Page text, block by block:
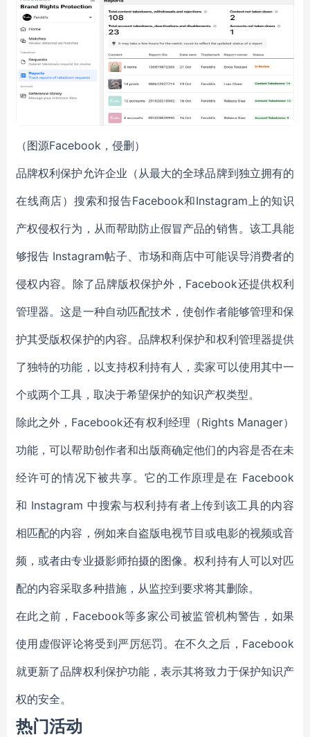
（图源Facebook，侵删）
品牌权利保护允许企业（从最大的全球品牌到独立拥有的
在线商店）搜索和报告Facebook和Instagram上的知识
产权侵权行为，从而帮助防止假冒产品的销售。该工具能
够报告 Instagram帖子、市场和商店中可能误导消费者的
侵权内容。除了品牌版权保护外，Facebook还提供权利
管理器。这是一种自动匹配技术，使创作者能够管理和保
护其受版权保护的内容。品牌权利保护和权利管理器提供
了独特的功能，以支持权利持有人，卖家可以使用其中一
个或两个工具，取决于希望保护的知识产权类型。
除此之外，Facebook还有权利经理（Rights Manager）
功能，可以帮助创作者和出版商确定他们的内容是否在未
经许可的情况下被共享。它的工作原理是在 Facebook
和 Instagram 中搜索与权利持有者上传到该工具的内容
相匹配的内容，例如来自盗版电视节目或电影的视频或音
频，或者由专业摄影师拍摄的图像。权利持有人可以对匹
配的内容采取多种措施，从监控到要求将其删除。
在此之前，Facebook等多家公司被监管机构警告，如果
使用虚假评论将受到严厉惩罚。在不久之后，Facebook
就更新了品牌权利保护功能，表示其将致力于保护知识产
权的安全。
热门活动